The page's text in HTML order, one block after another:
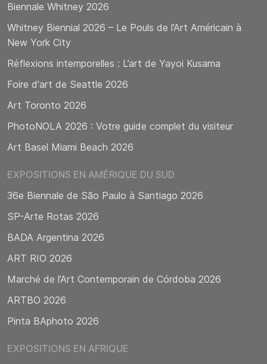
Biennale Whitney 2026
Whitney Biennial 2026 – Le Pouls de l’Art Américain à
New York City
Réflexions intemporelles : L’art de Yayoi Kusama
Foire d'art de Seattle 2026
Art Toronto 2026
PhotoNOLA 2026 : Votre guide complet du visiteur
Art Basel Miami Beach 2026
EXPOSITIONS EN AMÉRIQUE DU SUD
36e Biennale de São Paulo à Santiago 2026
SP-Arte Rotas 2026
BADA Argentina 2026
ART RIO 2026
Marché de l’Art Contemporain de Córdoba 2026
ARTBO 2026
Pinta BAphoto 2026
EXPOSITIONS EN AFRIQUE